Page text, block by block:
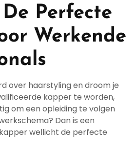
Perfecte
Werkende
over haarstyling en droom je
kapper te worden,
om een opleiding te volgen
Dan is een
wellicht de perfecte